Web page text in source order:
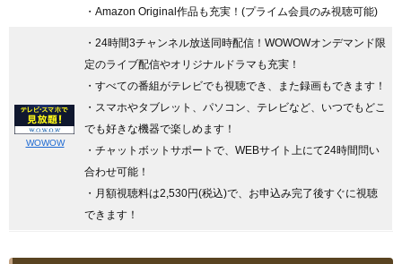
・Amazon Original作品も充実！(プライム会員のみ視聴可能)
WOWOW
・24時間3チャンネル放送同時配信 ！WOWOWオンデマンド限
定のライブ配信やオリジナルドラマも充実！
・すべての番組がテレビでも視聴でき、また録画もできます！
・スマホやタブレット、パソコン、テレビなど、いつでもどこ
でも好きな機器で楽しめます！
・チャットボットサポートで、WEBサイト上にて24時間問い
合わせ可能！
・月額視聴料は2,530円(税込)で、お申込み完了後すぐに視聴
できます！